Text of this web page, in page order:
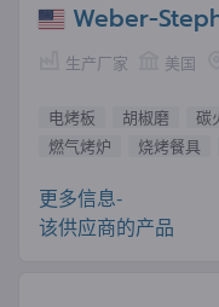
Weber-
生产厂家 美国
电烤板 胡椒磨 碳
燃气烤炉
烧烤餐具
更多信息-
该供应商的产品